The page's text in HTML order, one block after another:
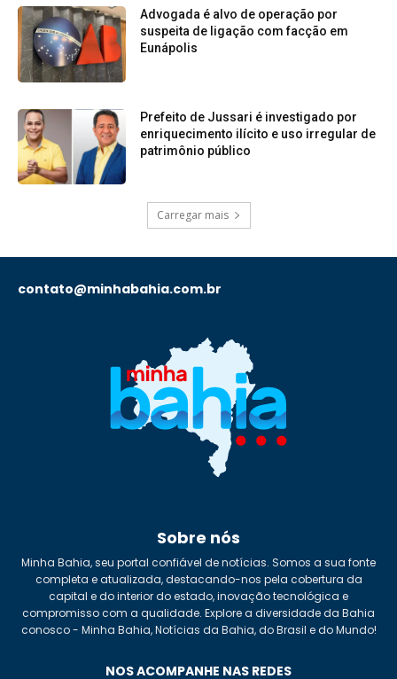
Advogada é alvo de operação por
suspeita de ligação com facção em
Eunápolis
Prefeito de Jussari é investigado por
enriquecimento ilícito e uso irregular de
patrimônio público
Carregar mais
contato@minhabahia.com.br
Sobre nós
Minha Bahia, seu portal confiável de notícias. Somos a sua fonte
completa e atualizada, destacando-nos pela cobertura da
capital e do interior do estado, inovação tecnológica e
compromisso com a qualidade. Explore a diversidade da Bahia
conosco - Minha Bahia, Notícias da Bahia, do Brasil e do Mundo!
NOS ACOMPANHE NAS REDES